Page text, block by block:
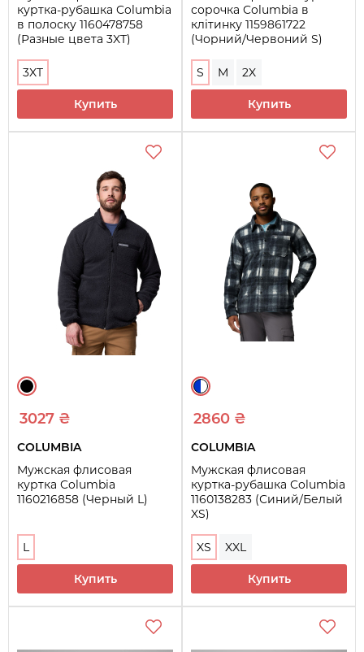
куртка-рубашка Columbia
в полоску 1160478758
(Разные цвета 3XT)
3XT
Купить
сорочка Columbia в
клітинку 1159861722
(Чорний/Червоний S)
S M 2X
Купить
3027 ₴
COLUMBIA
Мужская флисовая
куртка Columbia
1160216858 (Черный L)
L
Купить
2860 ₴
COLUMBIA
Мужская флисовая
куртка-рубашка Columbia
1160138283 (Синий/Белый
XS)
XS XXL
Купить